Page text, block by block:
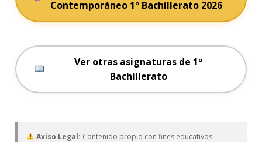
Contemporáneo 1º Bachillerato 2026
Ver otras asignaturas de 1º
Bachillerato
Aviso Legal: Contenido propio con fines educativos.